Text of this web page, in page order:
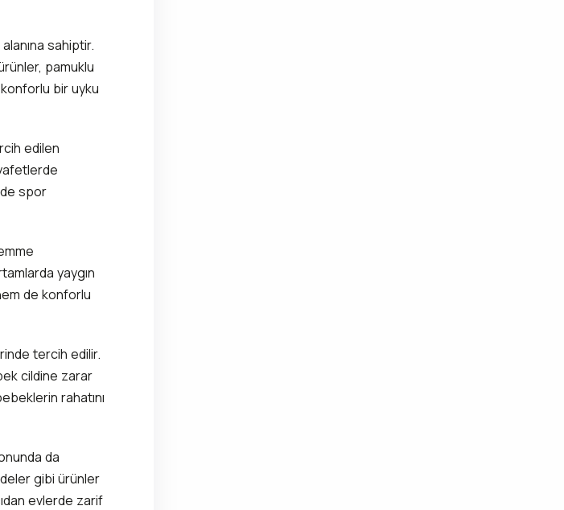
sahiptir.
pamuklu
konforlu bir uyku
edilen
spor
yaygın
de konforlu
tercih edilir.
cildine zarar
rahatını
da
gibi ürünler
evlerde zarif